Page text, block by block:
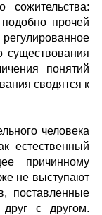
сожительства:
прочей
существования
понятий
сводятся к
человека
естественный
причинному
не выступают
поставленные
с другом.